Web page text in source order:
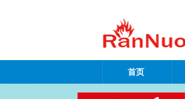
首页